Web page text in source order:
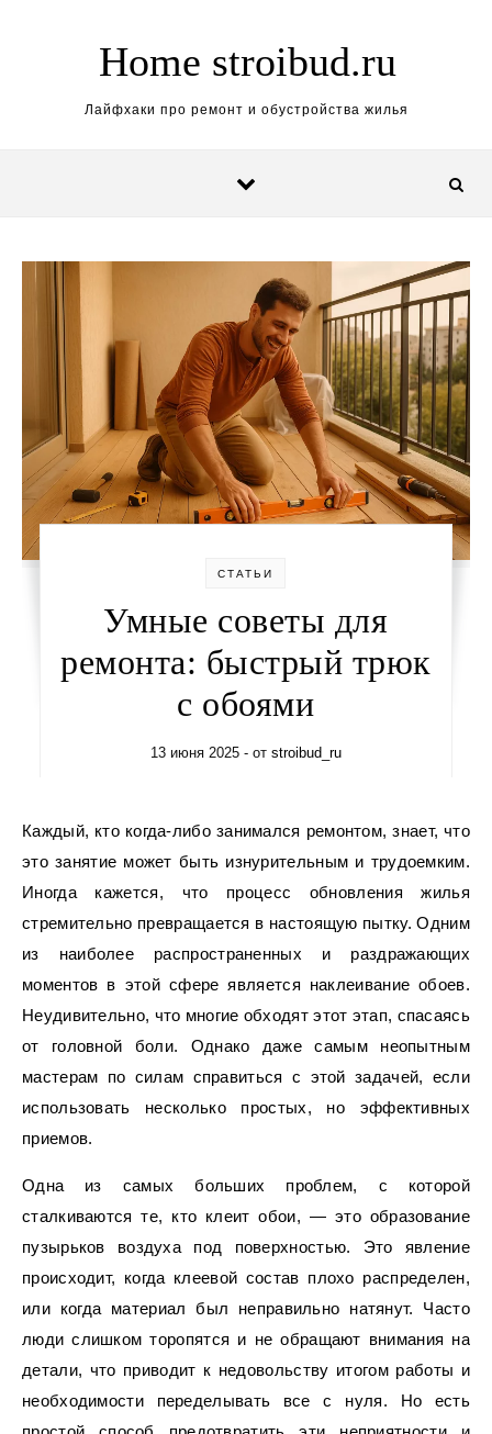
Home stroibud.ru
Лайфхаки про ремонт и обустройства жилья
СТАТЬИ
Умные советы для
ремонта: быстрый трюк
с обоями
13 июня 2025 - от stroibud_ru
Каждый, кто когда-либо занимался ремонтом, знает, что
это занятие может быть изнурительным и трудоемким.
Иногда кажется, что процесс обновления жилья
стремительно превращается в настоящую пытку. Одним
из наиболее распространенных и раздражающих
моментов в этой сфере является наклеивание обоев.
Неудивительно, что многие обходят этот этап, спасаясь
от головной боли. Однако даже самым неопытным
мастерам по силам справиться с этой задачей, если
использовать несколько простых, но эффективных
приемов.
Одна из самых больших проблем, с которой
сталкиваются те, кто клеит обои, — это образование
пузырьков воздуха под поверхностью. Это явление
происходит, когда клеевой состав плохо распределен,
или когда материал был неправильно натянут. Часто
люди слишком торопятся и не обращают внимания на
детали, что приводит к недовольству итогом работы и
необходимости переделывать все с нуля. Но есть